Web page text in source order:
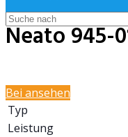
Neato 945-
Bei ansehen
Typ
Leistung